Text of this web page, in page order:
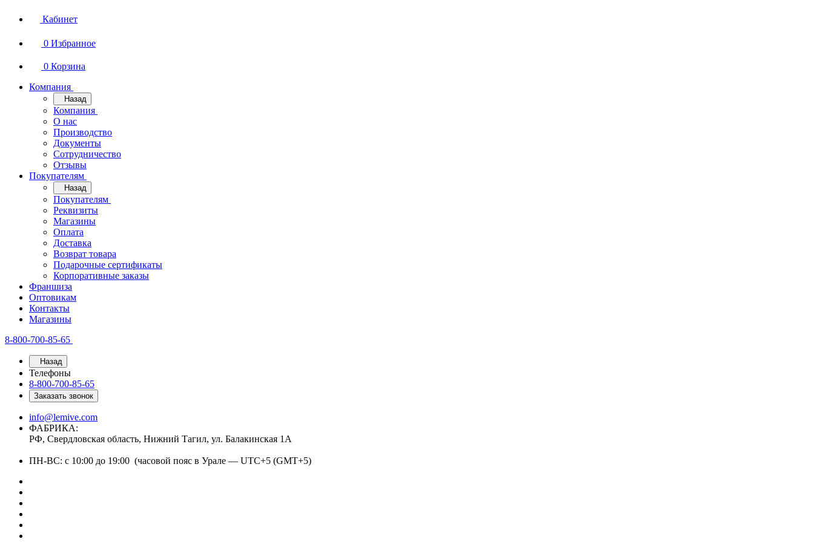
Кабинет
0 Избранное
0 Корзина
Компания
Назад
Компания
О нас
Производство
Документы
Сотрудничество
Отзывы
Покупателям
Назад
Покупателям
Реквизиты
Магазины
Оплата
Доставка
Возврат товара
Подарочные сертификаты
Корпоративные заказы
Франшиза
Оптовикам
Контакты
Магазины
8-800-700-85-65
Назад
Телефоны
8-800-700-85-65
Заказать звонок
info@lemive.com
ФАБРИКА:
РФ, Свердловская область, Нижний Тагил, ул. Балакинская 1А
ПН-ВС: с 10:00 до 19:00 (часовой пояс в Урале — UTC+5 (GMT+5)